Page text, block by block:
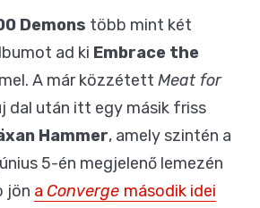
Demons több mint két
ad ki Embrace the
. A már közzétett Meat for
dal után itt egy másik friss
Hammer, amely szintén a
5-én megjelenő lemezén
jön a Converge második idei